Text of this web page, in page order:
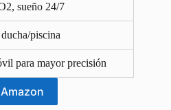
sueño 24/7
piscina
para mayor precisión